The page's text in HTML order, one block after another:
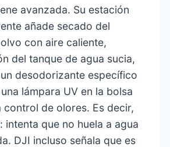
avanzada. Su estación
añade secado del
con aire caliente,
del tanque de agua sucia,
desodorizante específico
lámpara UV en la bolsa
control de olores. Es decir,
intenta que no huela a agua
DJI incluso señala que es